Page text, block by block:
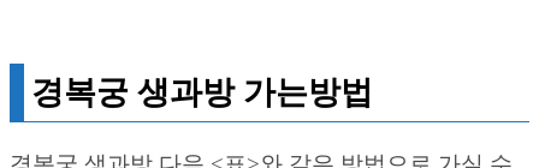
경복궁 생과방 가는방법